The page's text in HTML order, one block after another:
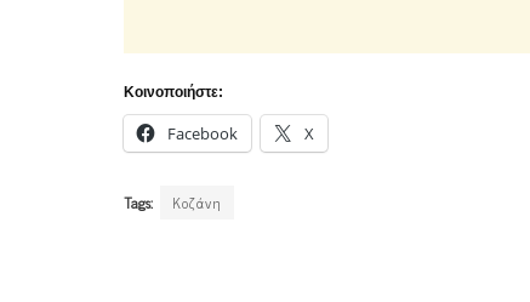
Κοινοποιήστε:
Facebook X
Tags: Κοζάνη